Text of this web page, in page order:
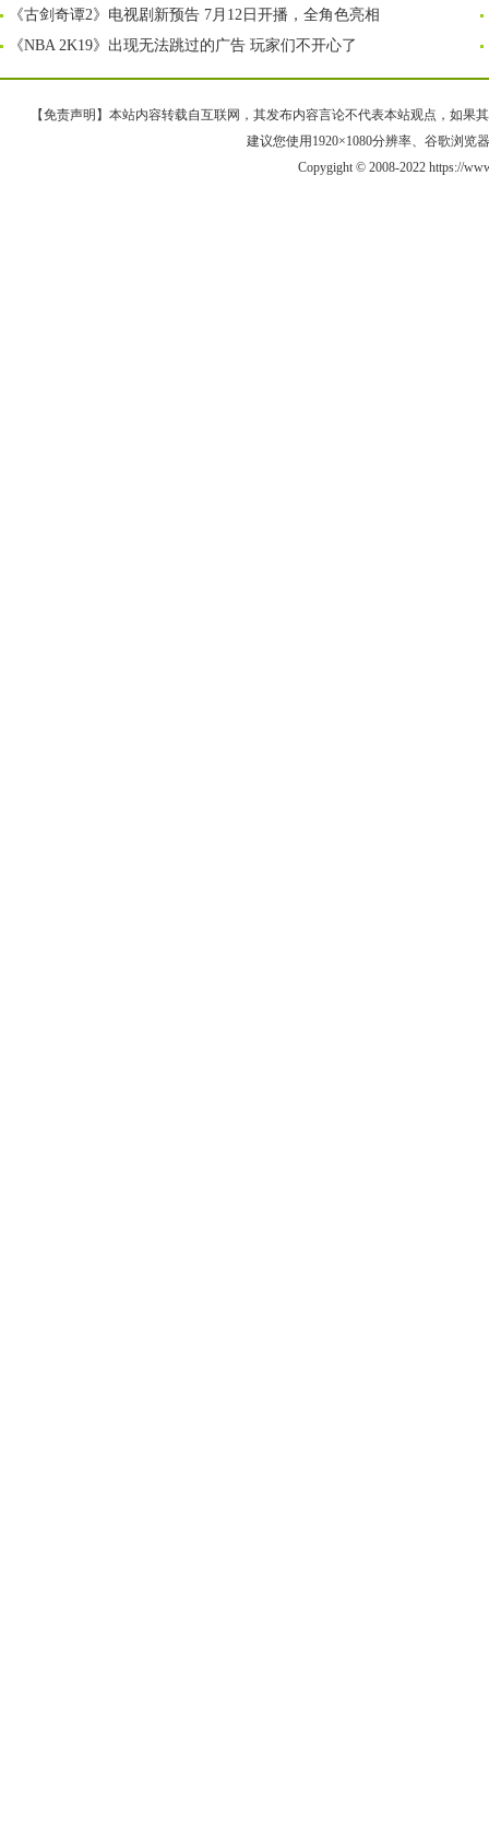
《古剑奇谭2》电视剧新预告 7月12日开播，全角色亮相
《NBA 2K19》出现无法跳过的广告 玩家们不开心了
【免责声明】本站内容转载自互联网，其发布内容言论不代表本站观点，如果
建议您使用1920×1080分辨率、谷歌浏览
Copygight © 2008-2022 https://